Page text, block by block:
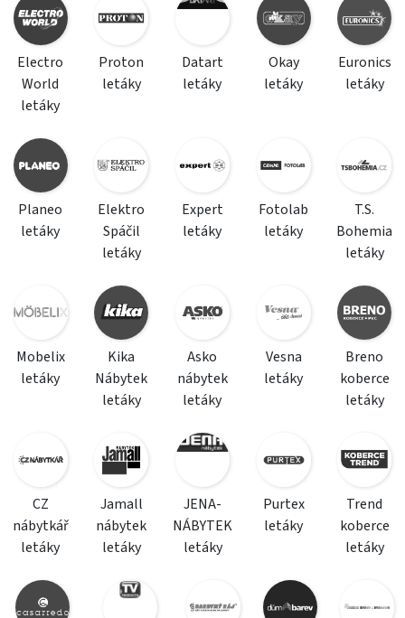
Electro
World
letáky
Proton
letáky
Datart
letáky
Okay
letáky
Euronics
letáky
Planeo
letáky
Elektro
Spáčil
letáky
Expert
letáky
Fotolab
letáky
T.S.
Bohemia
letáky
Mobelix
letáky
Kika
Nábytek
letáky
Asko
nábytek
letáky
Vesna
letáky
Breno
koberce
letáky
CZ
nábytkář
letáky
Jamall
nábytek
letáky
JENA-
NÁBYTEK
letáky
Purtex
letáky
Trend
koberce
letáky